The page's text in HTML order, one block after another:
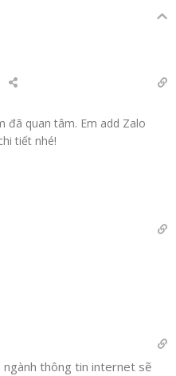
đã quan tâm. Em add Zalo
tiết nhé!
ngành thông tin internet sẽ